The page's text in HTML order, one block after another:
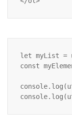
let myList
const